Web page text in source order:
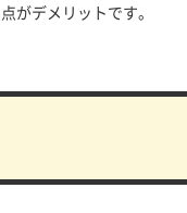
がデメリットです。